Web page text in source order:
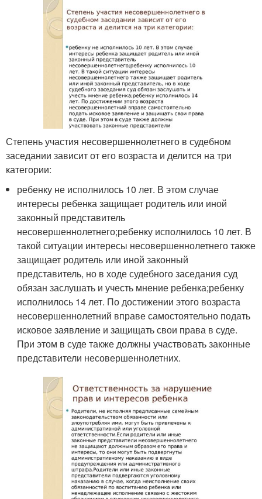
Степень участия несовершеннолетнего в судебном
заседании зависит от его возраста и делится на три
категории:
ребенку не исполнилось 10 лет. В этом случае
интересы ребенка защищает родитель или иной
законный представитель
несовершеннолетнего;ребенку исполнилось 10 лет. В
такой ситуации интересы несовершеннолетнего также
защищает родитель или иной законный
представитель, но в ходе судебного заседания суд
обязан заслушать и учесть мнение ребенка;ребенку
исполнилось 14 лет. По достижении этого возраста
несовершеннолетний вправе самостоятельно подать
исковое заявление и защищать свои права в суде.
При этом в суде также должны участвовать законные
представители несовершеннолетних.